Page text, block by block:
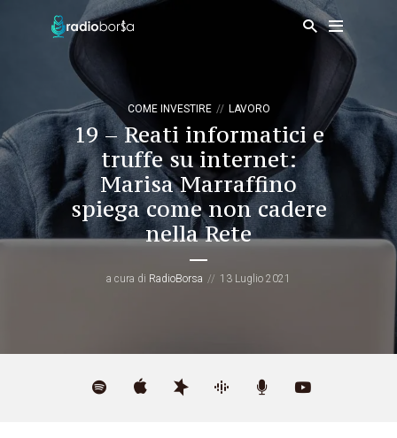
COME INVESTIRE LAVORO
19 – Reati informatici e
truffe su internet:
Marisa Marraffino
spiega come non cadere
nella Rete
a cura di RadioBorsa 13 Luglio 2021